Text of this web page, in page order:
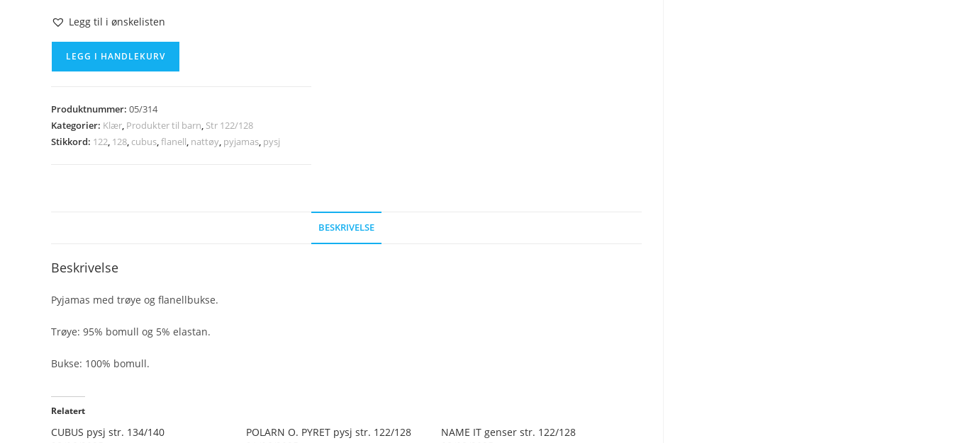
Legg til i ønskelisten
122/128
antall
LEGG I HANDLEKURV
Produktnummer: 05/314
Kategorier: Klær, Produkter til barn, Str 122/128
Stikkord: 122, 128, cubus,flanell, nattøy, pyjamas, pysj
BESKRIVELSE
Beskrivelse
Pyjamas med trøye og flanellbukse.
Trøye: 95% bomull og 5% elastan.
Bukse: 100% bomull.
Relatert
CUBUS pysj str. 134/140
POLARN O. PYRET pysj str. 122/128
NAME IT genser str. 122/128